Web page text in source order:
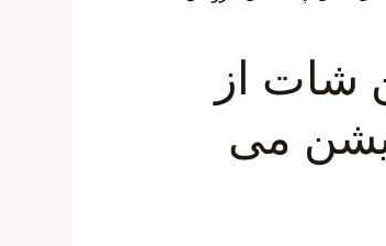
شات از
می